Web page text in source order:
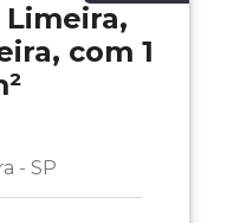
Limeira,
com 1
- SP